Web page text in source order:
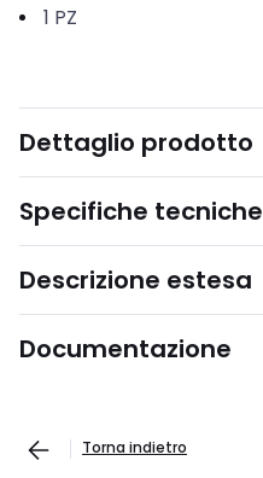
1 PZ
Dettaglio prodotto
Specifiche tecniche
Descrizione estesa
Documentazione
Torna indietro